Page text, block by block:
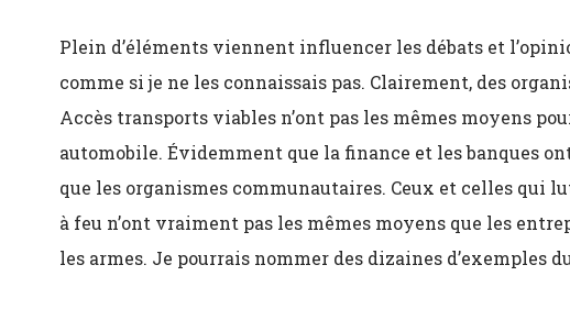
Plein d’éléments viennent influencer les débats et
comme si je ne les connaissais pas. Clairement, des
Accès transports viables n’ont pas les mêmes moyens
automobile. Évidemment que la finance et les banques
que les organismes communautaires. Ceux et celles qui
à feu n’ont vraiment pas les mêmes moyens que les
les armes. Je pourrais nommer des dizaines d’exemples